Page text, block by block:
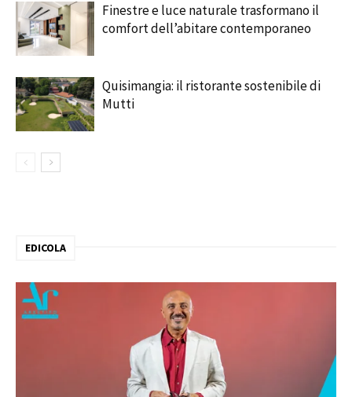
Finestre e luce naturale trasformano il
comfort dell’abitare contemporaneo
Quisimangia: il ristorante sostenibile di
Mutti
EDICOLA